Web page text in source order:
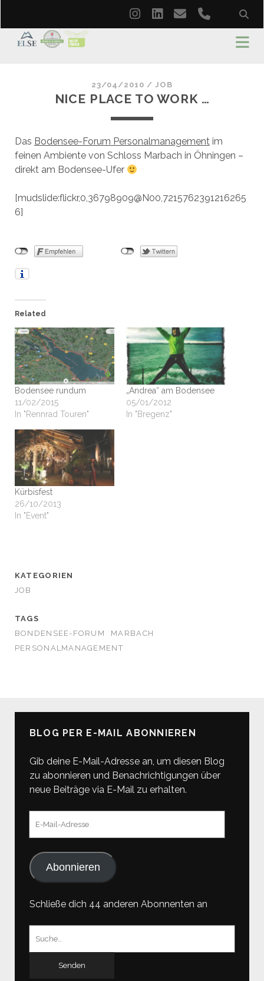
instagram
linkedin
emailphone
23/04/2010 /JOB
NICE PLACE TO WORK …
Das Bodensee-Forum Personalmanagementim
feinen Ambiente von Schloss Marbach in Öhningen –
direkt am Bodensee-Ufer
[mudslide:flickr,0,36798909@N00,7215762391216265
6]
Related
Bodensee rundum
11/02/2015
In "Rennrad Touren"
„Andrea“ am Bodensee
05/01/2012
In "Bregenz"
Kürbisfest
26/10/2013
In "Event"
KATEGORIEN
JOB
TAGS
BONDENSEE-FORUM
MARBACH
PERSONALMANAGEMENT
BLOG PER E-MAIL ABONNIEREN
Gib deine E-Mail-Adresse an, um diesen Blog
zu abonnieren und Benachrichtigungen über
neue Beiträge via E-Mail zu erhalten.
Abonnieren
Schließe dich 44 anderen Abonnenten an